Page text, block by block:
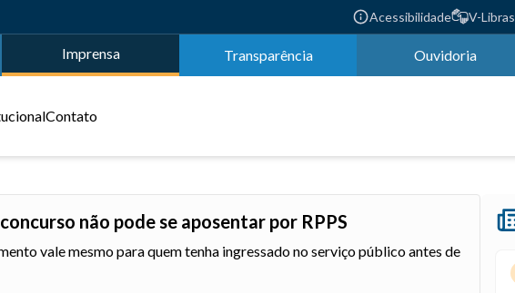
Acessibilidade V-Libras
Imprensa Transparência Ouvidoria
Contato
não pode se aposentar por RPPS
vale mesmo para quem tenha ingressado no serviço público antes de